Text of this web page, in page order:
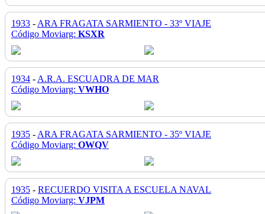
1933 - ARA FRAGATA SARMIENTO - 33º VIAJE
Código Moviarg: KSXR
1934 - A.R.A. ESCUADRA DE MAR
Código Moviarg: VWHO
1935 - ARA FRAGATA SARMIENTO - 35º VIAJE
Código Moviarg: OWQV
1935 - RECUERDO VISITA A ESCUELA NAVAL
Código Moviarg: VJPM